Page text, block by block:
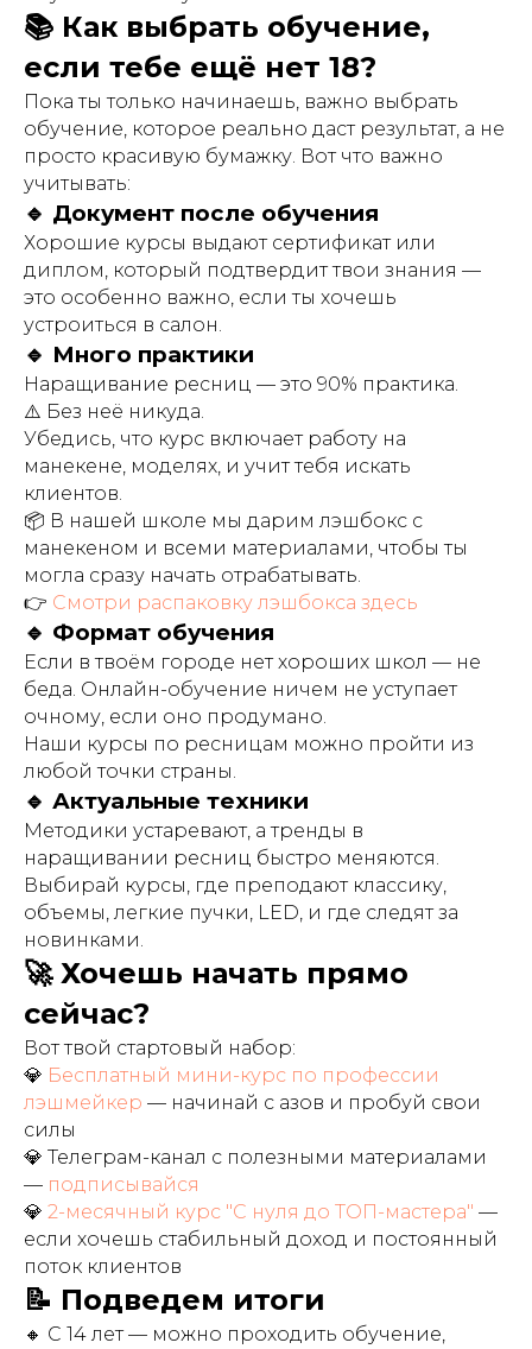
📚 Как выбрать обучение,
если тебе ещё нет 18?
Пока ты только начинаешь, важно выбрать
обучение, которое реально даст результат, а не
просто красивую бумажку. Вот что важно
учитывать:
🔹 Документ после обучения
Хорошие курсы выдают сертификат или
диплом, который подтвердит твои знания —
это особенно важно, если ты хочешь
устроиться в салон.
🔹 Много практики
Наращивание ресниц — это 90% практика.
⚠️ Без неё никуда.
Убедись, что курс включает работу на
манекене, моделях, и учит тебя искать
клиентов.
📦 В нашей школе мы дарим лэшбокс с
манекеном и всеми материалами, чтобы ты
могла сразу начать отрабатывать.
👉 Смотри распаковку лэшбокса здесь
🔹 Формат обучения
Если в твоём городе нет хороших школ — не
беда. Онлайн-обучение ничем не уступает
очному, если оно продумано.
Наши курсы по ресницам можно пройти из
любой точки страны.
🔹 Актуальные техники
Методики устаревают, а тренды в
наращивании ресниц быстро меняются.
Выбирай курсы, где преподают классику,
объемы, легкие пучки, LED, и где следят за
новинками.
🚀 Хочешь начать прямо
сейчас?
Вот твой стартовый набор:
💎 Бесплатный мини-курс по профессии
лэшмейкер — начинай с азов и пробуй свои
силы
💎 Телеграм-канал с полезными материалами
— подписывайся
💎 2-месячный курс "С нуля до ТОП-мастера" —
если хочешь стабильный доход и постоянный
поток клиентов
📝 Подведем итоги
🔸 С 14 лет — можно проходить обучение,